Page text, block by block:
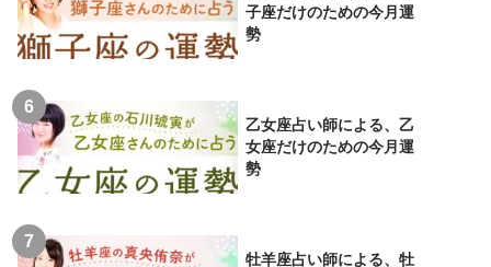
子座だけのための今月運
勢
乙女座占い師による、乙
女座だけのための今月運
勢
牡羊座占い師による、牡